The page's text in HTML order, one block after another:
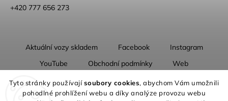
Tyto stránky používajísoubory cookies, abychom Vám umožnili
pohodlné prohlížení webu a díky analýze provozu webu
+420 777 656 273
Aktuální vozy skladem Facebook
Instagram
YouTube
Obchodní podmínky
Web
O nás